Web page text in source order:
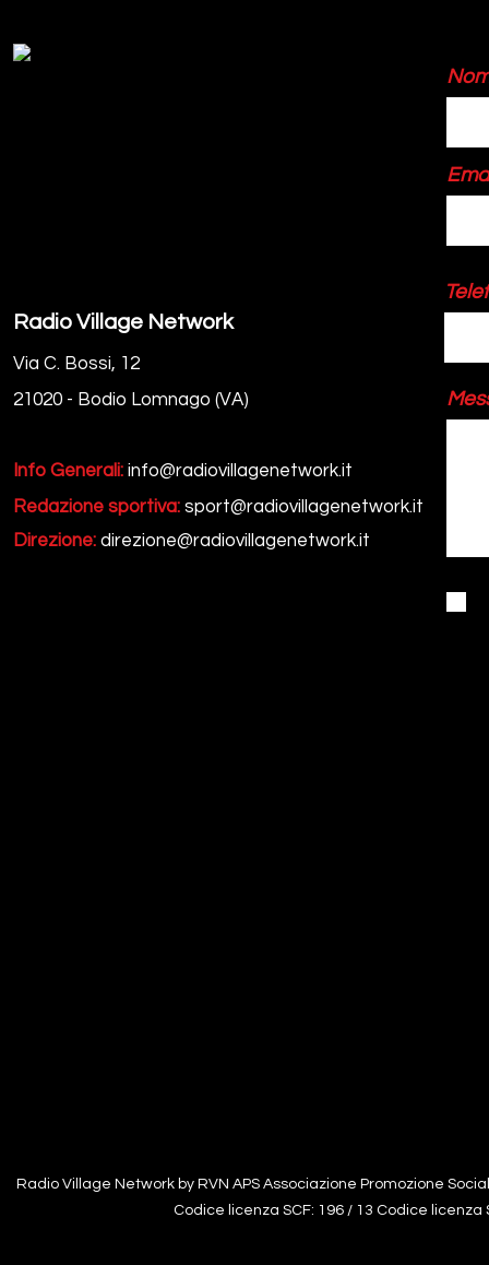
Radio Village Network
Via C. Bossi, 12
21020 - Bodio Lomnago (VA)
Info Generali: info@radiovillagenetwork.it
Redazione sportiva: sport@radiovillagenetwork.it
Direzione: direzione@radiovillagenetwork.it
Radio Village Network by RVN APS Associazione Promozione
Codice licenza SCF: 196 / 13 Codice